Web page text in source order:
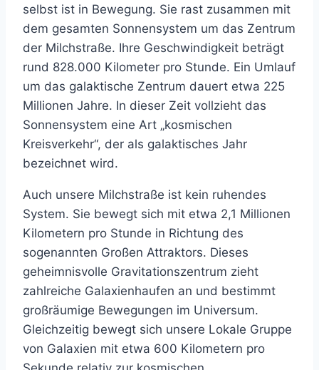
selbst ist in Bewegung. Sie rast zusammen mit
dem gesamten Sonnensystem um das Zentrum
der Milchstraße. Ihre Geschwindigkeit beträgt
rund 828.000 Kilometer pro Stunde. Ein Umlauf
um das galaktische Zentrum dauert etwa 225
Millionen Jahre. In dieser Zeit vollzieht das
Sonnensystem eine Art „kosmischen
Kreisverkehr“, der als galaktisches Jahr
bezeichnet wird.
Auch unsere Milchstraße ist kein ruhendes
System. Sie bewegt sich mit etwa 2,1 Millionen
Kilometern pro Stunde in Richtung des
sogenannten Großen Attraktors. Dieses
geheimnisvolle Gravitationszentrum zieht
zahlreiche Galaxienhaufen an und bestimmt
großräumige Bewegungen im Universum.
Gleichzeitig bewegt sich unsere Lokale Gruppe
von Galaxien mit etwa 600 Kilometern pro